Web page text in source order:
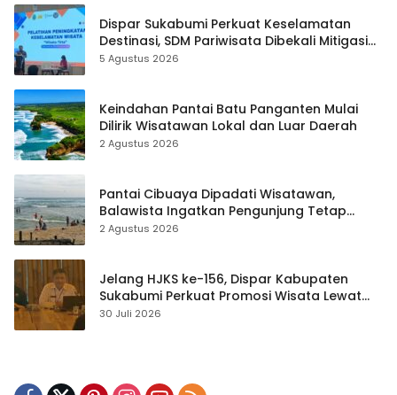
Dispar Sukabumi Perkuat Keselamatan
Destinasi, SDM Pariwisata Dibekali Mitigasi
hingga Teknik Evakuasi
5 Agustus 2026
Keindahan Pantai Batu Panganten Mulai
Dilirik Wisatawan Lokal dan Luar Daerah
2 Agustus 2026
Pantai Cibuaya Dipadati Wisatawan,
Balawista Ingatkan Pengunjung Tetap
Waspada
2 Agustus 2026
Jelang HJKS ke-156, Dispar Kabupaten
Sukabumi Perkuat Promosi Wisata Lewat
Publikasi Digital
30 Juli 2026